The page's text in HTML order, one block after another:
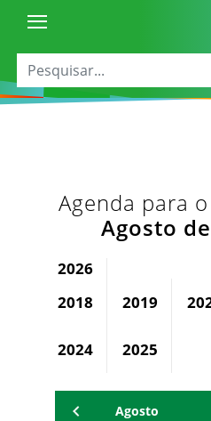
Agenda para
Agosto
2026
2018
2019
2024 2025
Agosto